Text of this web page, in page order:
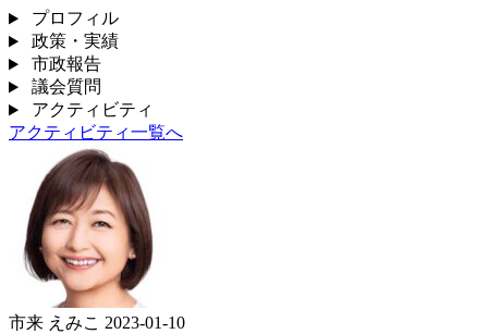
プロフィル
政策・実績
市政報告
議会質問
アクティビティ
アクティビティ一覧へ
市来 えみこ 2023-01-10